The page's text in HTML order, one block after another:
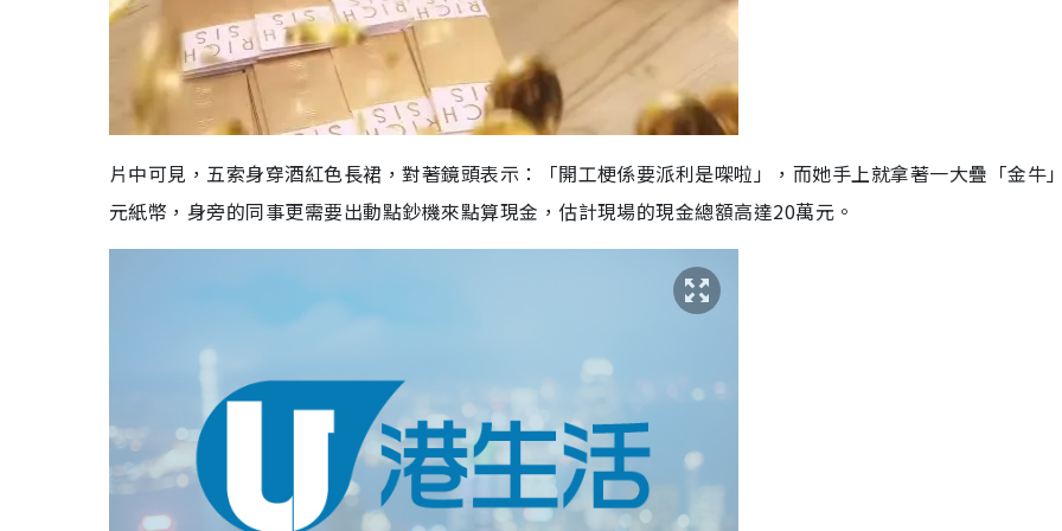
片中可見，五索身穿酒紅色長裙，對著鏡頭表示：「開工梗係要派利是㗎啦」，而她手上就拿著一大疊「金牛
元紙幣，身旁的同事更需要出動點鈔機來點算現金，估計現場的現金總額高達20萬元。